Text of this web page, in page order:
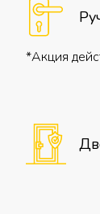
*Акция